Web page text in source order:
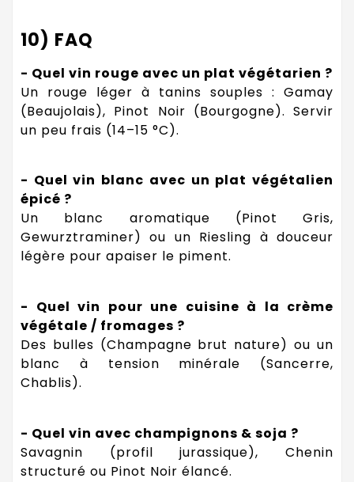
10) FAQ
- Quel vin rouge avec un plat végétarien ?
Un rouge léger à tanins souples : Gamay
(Beaujolais), Pinot Noir (Bourgogne). Servir
un peu frais (14–15 °C).
- Quel vin blanc avec un plat végétalien
épicé ?
Un blanc aromatique (Pinot Gris,
Gewurztraminer) ou un Riesling à douceur
légère pour apaiser le piment.
- Quel vin pour une cuisine à la crème
végétale / fromages ?
Des bulles (Champagne brut nature) ou un
blanc à tension minérale (Sancerre,
Chablis).
- Quel vin avec champignons & soja ?
Savagnin (profil jurassique), Chenin
structuré ou Pinot Noir élancé.